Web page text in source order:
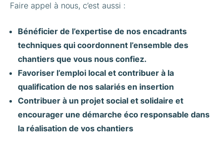
Faire appel à nous, c’est aussi :
Bénéficier de l’expertise de nos encadrants
techniques qui coordonnent l’ensemble des
chantiers que vous nous confiez.
Favoriser l’emploi local et contribuer à la
qualification de nos salariés en insertion
Contribuer à un projet social et solidaire et
encourager une démarche éco responsable dans
la réalisation de vos chantiers